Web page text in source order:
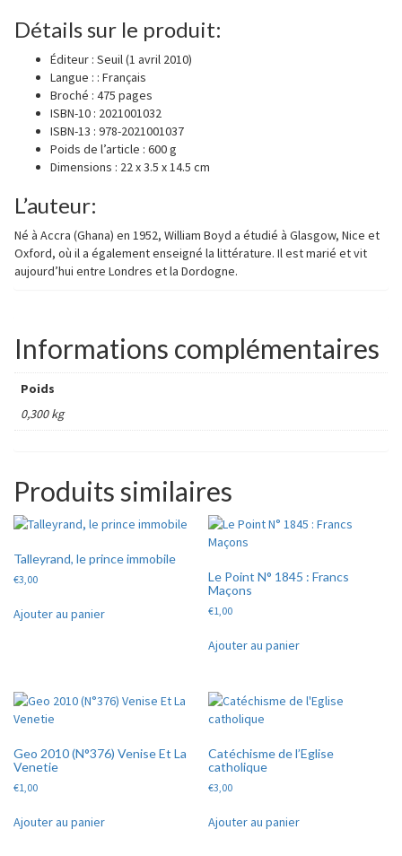
Détails sur le produit:
Éditeur : Seuil (1 avril 2010)
Langue : : Français
Broché : 475 pages
ISBN-10 : 2021001032
ISBN-13 : 978-2021001037
Poids de l’article : 600 g
Dimensions : 22 x 3.5 x 14.5 cm
L’auteur:
Né à Accra (Ghana) en 1952, William Boyd a étudié à Glasgow, Nice et
Oxford, où il a également enseigné la littérature. Il est marié et vit
aujourd’hui entre Londres et la Dordogne.
Informations complémentaires
Poids
0,300 kg
Produits similaires
Talleyrand, le prince immobile
€3,00
Ajouter au panier
Le Point N° 1845 : Francs
Maçons
€1,00
Ajouter au panier
Geo 2010 (N°376) Venise Et La
Venetie
€1,00
Ajouter au panier
Catéchisme de l’Eglise
catholique
€3,00
Ajouter au panier